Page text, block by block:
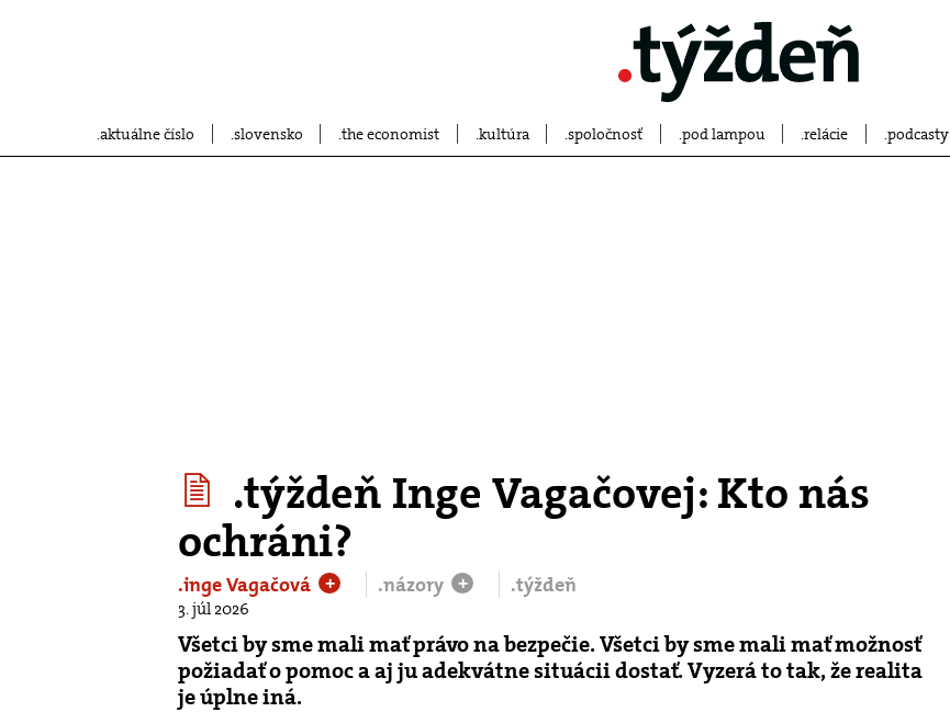
aktuálne číslo slovensko the economist kultúra spoločnosť pod lampou relácie podcasty
.týždeň Inge Vagačovej: Kto nás
ochráni?
.inge Vagačová + .názory + .týždeň
3. júl 2026
Všetci by sme mali mať právo na bezpečie. Všetci by sme mali mať možnosť
požiadať o pomoc a aj ju adekvátne situácii dostať. Vyzerá to tak, že realita
je úplne iná.